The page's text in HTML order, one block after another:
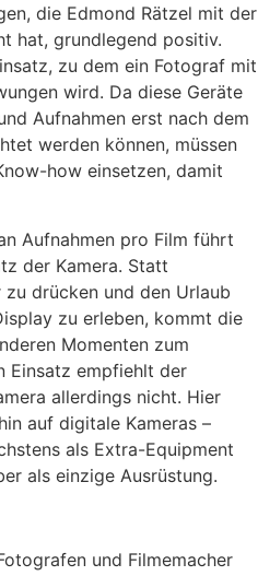
die Edmond Rätzel mit der
hat, grundlegend positiv.
zu dem ein Fotograf mit
wird. Da diese Geräte
Aufnahmen erst nach dem
werden können, müssen
how einsetzen, damit
Aufnahmen pro Film führt
der Kamera. Statt
drücken und den Urlaub
zu erleben, kommt die
Momenten zum
Einsatz empfiehlt der
allerdings nicht. Hier
auf digitale Kameras –
als Extra-Equipment
als einzige Ausrüstung.
und Filmemacher